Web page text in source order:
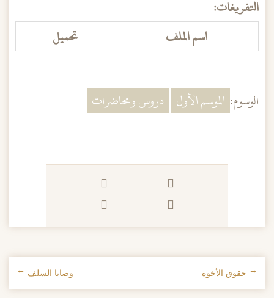
التفريغات:
اسم الملف
تحميل
الوسوم: الموسم الأول دروس ومحاضرات
تصفح الإدراجات
← حقوق الأخوة وصايا السلف →